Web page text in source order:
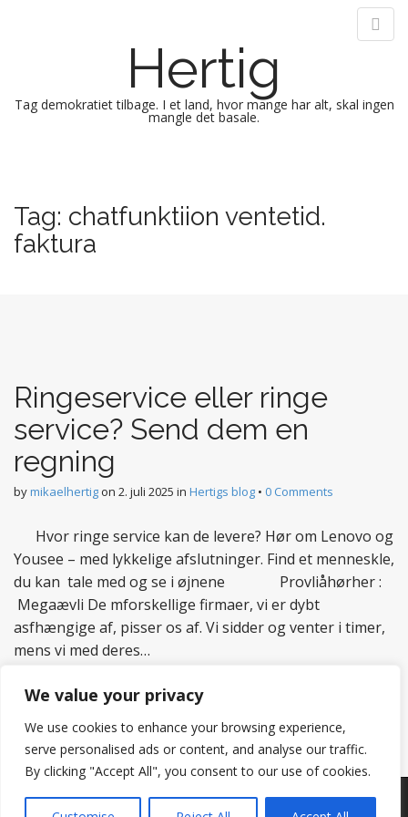
We value your privacy
We use cookies to enhance your browsing experience,
serve personalised ads or content, and analyse our traffic.
By clicking "Accept All", you consent to our use of cookies.
Hertig
Tag demokratiet tilbage. I et land, hvor mange har alt, skal ingen
mangle det basale.
i
n
m
p
t
o
t
Tag: chatfunktiion ventetid.
faktura
Ringeservice eller ringe
service? Send dem en
regning
bymikaelhertigon 2. juli 2025 in Hertigs blog • 0 Comments
Hvor ringe service kan de levere? Hør om Lenovo og
Yousee – med lykkelige afslutninger. Find et menneskle,
du kan tale med og se i øjnene Provliåhørher :
Megaævli De mforskellige firmaer, vi er dybt
asfhængige af, pisser os af. Vi sidder og venter i timer,
mens vi med deres…
Read more
Copyright © 2026Hertig . All Rights Reserved.